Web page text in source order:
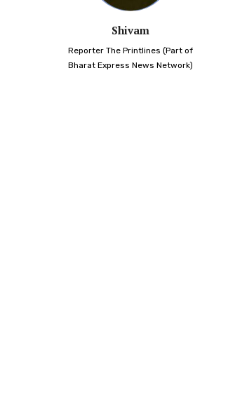
Shivam
Reporter The Printlines (Part of
Bharat Express News Network)